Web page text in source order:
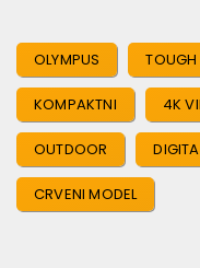
OLYMPUS
KOMPAKTNI 4K
OUTDOOR
CRVENI MODEL